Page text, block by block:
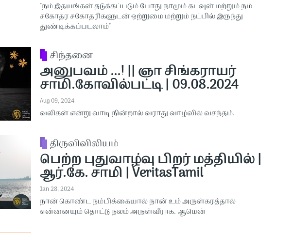
"நம் இதயங்கள் தடுக்கப்படும் போது நாமும் கடவுள் மற்றும் நம்
சகோதர சகோதரிகளுடன் ஒற்றுமை மற்றும் நட்பில் இருந்து
துண்டிக்கப்படலாம்"
சிந்தனை
அனுபவம் ...! || ஞா சிங்கராயர்
சாமி.கோவில்பட்டி | 09.08.2024
Aug 09, 2024
வலிகள் என்று வாடி நின்றால் வராது வாழ்வில் வசந்தம்.
திருவிவிலியம்
பெற்ற புதுவாழ்வு பிறர் மத்தியில் |
ஆர்.கே. சாமி | VeritasTamil
Jan 28, 2024
நான் கொண்ட நம்பிக்கையால் நான் உம் அருள்கரத்தால்
என்னையும் தொட்டு நலம் அருள்வீராக. ஆமென்